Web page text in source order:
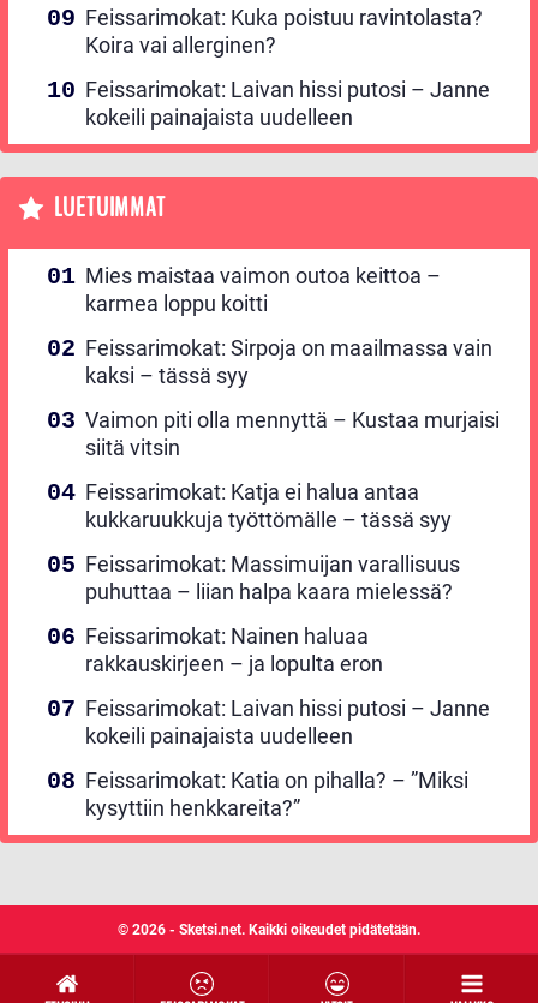
Feissarimokat: Kuka poistuu ravintolasta?
Koira vai allerginen?
Feissarimokat: Laivan hissi putosi – Janne
kokeili painajaista uudelleen
LUETUIMMAT
Mies maistaa vaimon outoa keittoa –
karmea loppu koitti
Feissarimokat: Sirpoja on maailmassa vain
kaksi – tässä syy
Vaimon piti olla mennyttä – Kustaa murjaisi
siitä vitsin
Feissarimokat: Katja ei halua antaa
kukkaruukkuja työttömälle – tässä syy
Feissarimokat: Massimuijan varallisuus
puhuttaa – liian halpa kaara mielessä?
Feissarimokat: Nainen haluaa
rakkauskirjeen – ja lopulta eron
Feissarimokat: Laivan hissi putosi – Janne
kokeili painajaista uudelleen
Feissarimokat: Katia on pihalla? – ”Miksi
kysyttiin henkkareita?”
© 2026 - Sketsi.net. Kaikki oikeudet pidätetään.